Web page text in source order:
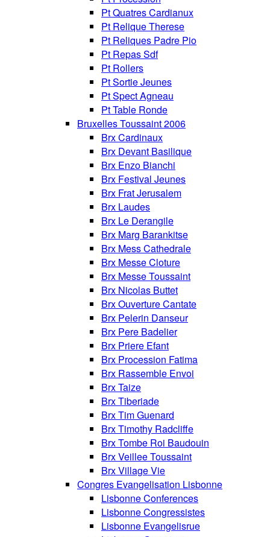
Pt Quatres Cardianux
Pt Relique Therese
Pt Reliques Padre Pio
Pt Repas Sdf
Pt Rollers
Pt Sortie Jeunes
Pt Spect Agneau
Pt Table Ronde
Bruxelles Toussaint 2006
Brx Cardinaux
Brx Devant Basilique
Brx Enzo Bianchi
Brx Festival Jeunes
Brx Frat Jerusalem
Brx Laudes
Brx Le Derangile
Brx Marg Barankitse
Brx Mess Cathedrale
Brx Messe Cloture
Brx Messe Toussaint
Brx Nicolas Buttet
Brx Ouverture Cantate
Brx Pelerin Danseur
Brx Pere Badelier
Brx Priere Efant
Brx Procession Fatima
Brx Rassemble Envoi
Brx Taize
Brx Tiberiade
Brx Tim Guenard
Brx Timothy Radcliffe
Brx Tombe Roi Baudouin
Brx Veillee Toussaint
Brx Village Vie
Congres Evangelisation Lisbonne
Lisbonne Conferences
Lisbonne Congressistes
Lisbonne Evangelisrue